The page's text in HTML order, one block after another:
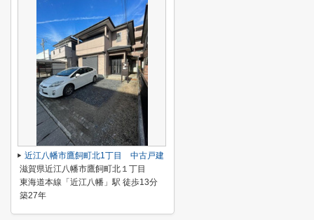
近江八幡市鷹飼町北1丁目 中古戸建
滋賀県近江八幡市鷹飼町北１丁目
東海道本線「近江八幡」駅 徒歩13分
築27年